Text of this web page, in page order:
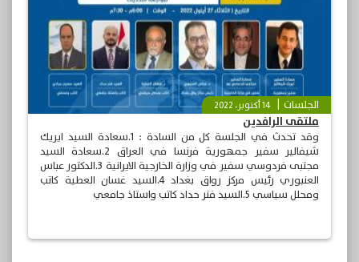
الجلسات 14 أكتوبر، 2022
ملتقى الرافدين
وقد تحدث في الجلسة كل من السادة : 1.سعادة السيد ايريك
شيفالير سفير جمهورية فرنسا في العراق 2.سعادة السيد
مجتبى فردوسي سفير في وزارة الخارجية الايرانية 3.الدكتور عباس
العنبوري رئيس مركز رواق بغداد 4.السيد غسان العطية كاتب
ومحلل سياسي 5.السيد فنر حداد كاتب واستاذ جامعي